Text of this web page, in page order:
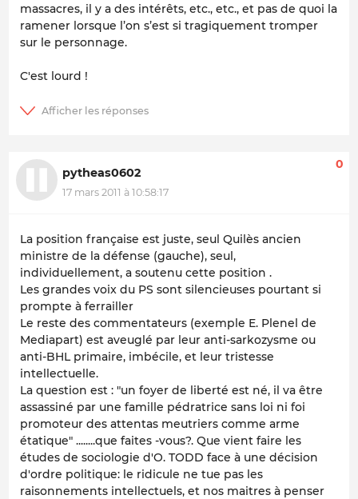
massacres, il y a des intérêts, etc., etc., et pas de quoi la
ramener lorsque l’on s’est si tragiquement tromper
sur le personnage.
C'est lourd !
pytheas0602
17 mars 2011 à 10:58:17
0
La position française est juste, seul Quilès ancien
ministre de la défense (gauche), seul,
individuellement, a soutenu cette position .
Les grandes voix du PS sont silencieuses pourtant si
prompte à ferrailler
Le reste des commentateurs (exemple E. Plenel de
Mediapart) est aveuglé par leur anti-sarkozysme ou
anti-BHL primaire, imbécile, et leur tristesse
intellectuelle.
La question est : "un foyer de liberté est né, il va être
assassiné par une famille pédratrice sans loi ni foi
promoteur des attentas meutriers comme arme
étatique" ........que faites -vous?. Que vient faire les
études de sociologie d'O. TODD face à une décision
d'ordre politique: le ridicule ne tue pas les
raisonnements intellectuels, et nos maitres à penser